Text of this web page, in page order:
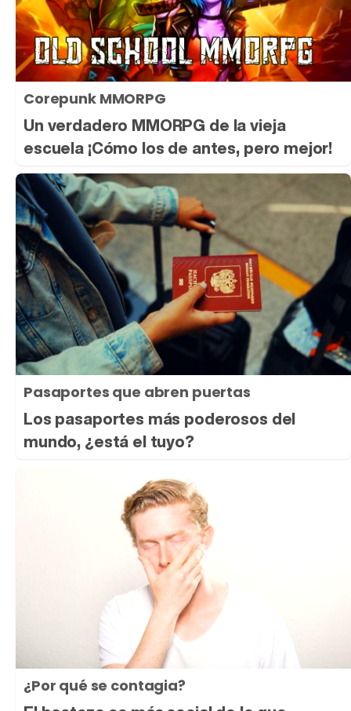
Tráiler 'Do Not Enter' (2026)
Corepunk MMORPG
Un verdadero MMORPG de la vieja
escuela ¡Cómo los de antes, pero mejor!
Pasaportes que abren puertas
Los pasaportes más poderosos del
mundo, ¿está el tuyo?
¿Por qué se contagia?